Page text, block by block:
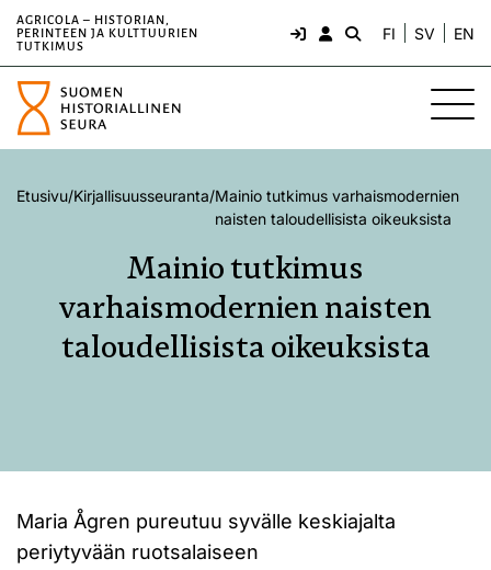
AGRICOLA – HISTORIAN,
PERINTEEN JA KULTTUURIEN
TUTKIMUS
FI SV EN
Etusivu/Kirjallisuusseuranta/Mainio tutkimus varhaismodernien
naisten taloudellisista oikeuksista
Mainio tutkimus
varhaismodernien naisten
taloudellisista oikeuksista
Maria Ågren pureutuu syvälle keskiajalta
periytyvään ruotsalaiseen